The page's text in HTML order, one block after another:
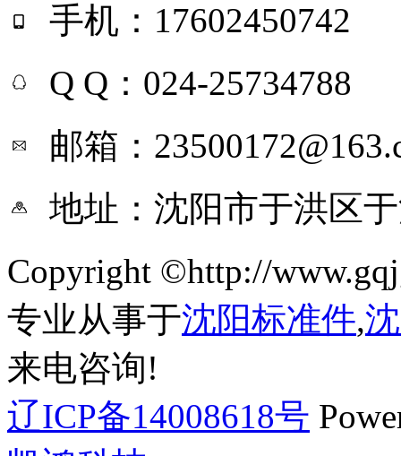
手机：17602450742
Q Q：024-25734788
邮箱：
地址：沈阳市于洪区
Copyright ©http://
专业从事于沈阳标准件,
来电咨询!
辽ICP备14008618号